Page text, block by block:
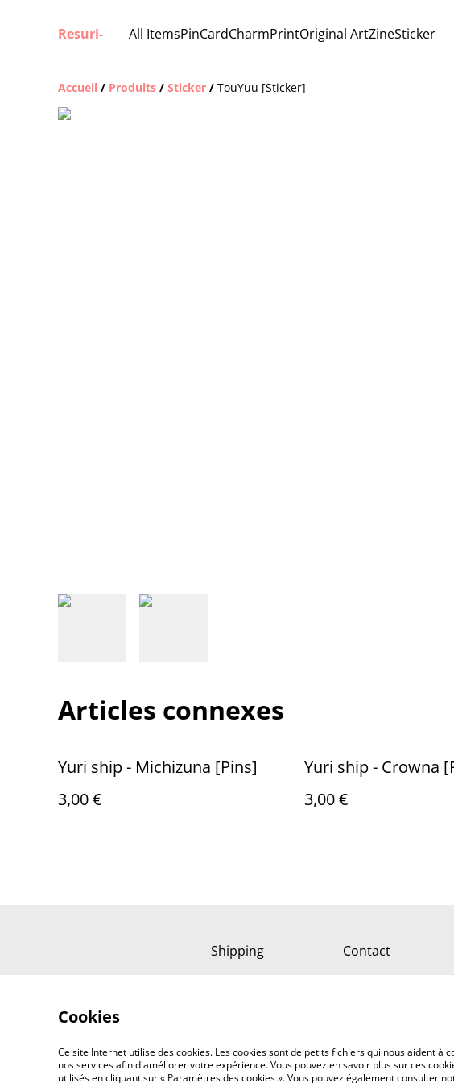
Resuri- All ItemsPinCardCharmPrintOriginal ArtZineSticker
Accueil / Produits / Sticker / TouYuu [Sticker]
Articles connexes
Yuri ship - Michizuna [Pins]
3,00 €
Yuri ship - Crowna
3,00 €
Shipping Contact
Cookies
Ce site Internet utilise des cookies. Les cookies sont de petits fichiers qui nous aident à
nos services afin d'améliorer votre expérience. Vous pouvez en savoir plus sur ces
utilisés en cliquant sur « Paramètres des cookies ». Vous pouvez également consulter